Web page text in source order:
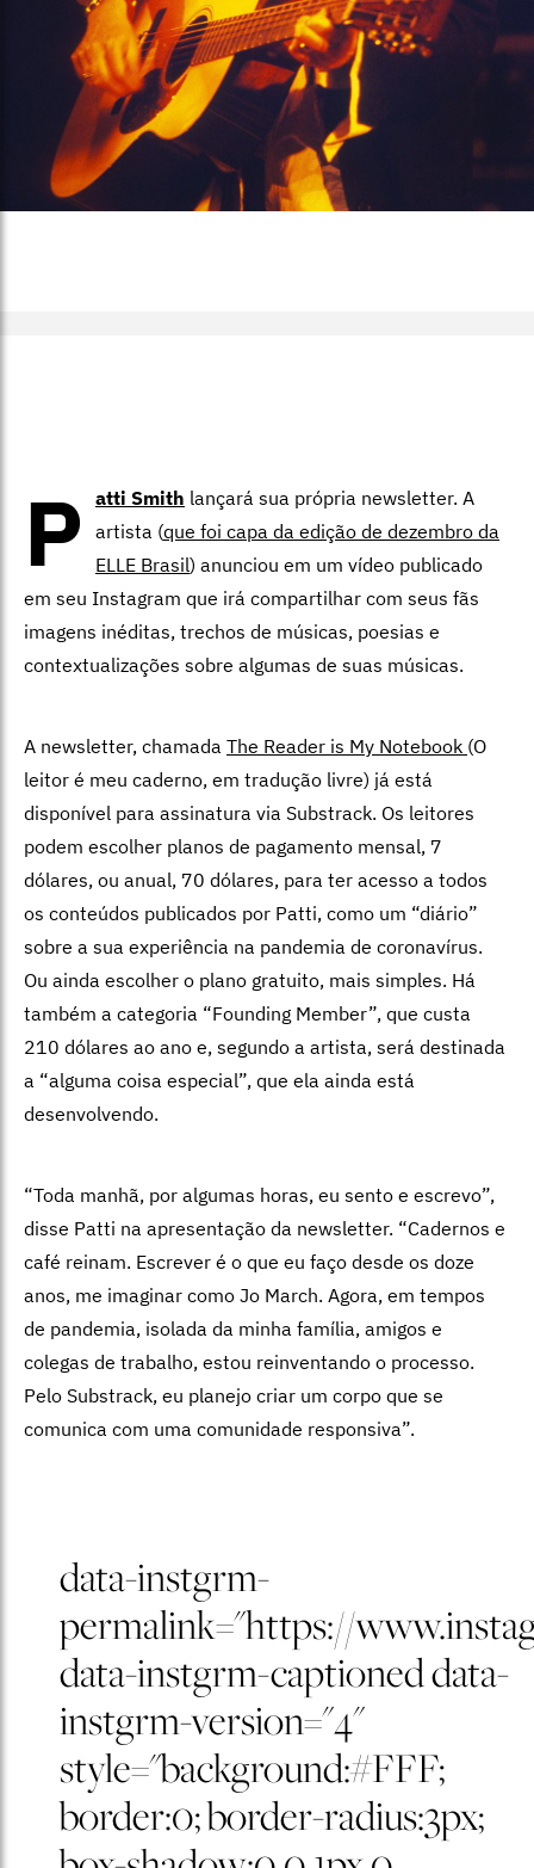
P atti Smith lançará sua própria newsletter. A
artista (que foi capa da edição de dezembro da
ELLE Brasil) anunciou em um vídeo publicado
em seu Instagram que irá compartilhar com seus fãs
imagens inéditas, trechos de músicas, poesias e
contextualizações sobre algumas de suas músicas.
A newsletter, chamada The Reader is My Notebook (O
leitor é meu caderno, em tradução livre) já está
disponível para assinatura via Substrack. Os leitores
podem escolher planos de pagamento mensal, 7
dólares, ou anual, 70 dólares, para ter acesso a todos
os conteúdos publicados por Patti, como um “diário”
sobre a sua experiência na pandemia de coronavírus.
Ou ainda escolher o plano gratuito, mais simples. Há
também a categoria “Founding Member”, que custa
210 dólares ao ano e, segundo a artista, será destinada
a “alguma coisa especial”, que ela ainda está
desenvolvendo.
“Toda manhã, por algumas horas, eu sento e escrevo”,
disse Patti na apresentação da newsletter. “Cadernos e
café reinam. Escrever é o que eu faço desde os doze
anos, me imaginar como Jo March. Agora, em tempos
de pandemia, isolada da minha família, amigos e
colegas de trabalho, estou reinventando o processo.
Pelo Substrack, eu planejo criar um corpo que se
comunica com uma comunidade responsiva”.
data-instgrm-
permalink="https://
data-instgrm-captioned data-
instgrm-version="4"
style="background:#FFF;
border:0; border-radius:3px;